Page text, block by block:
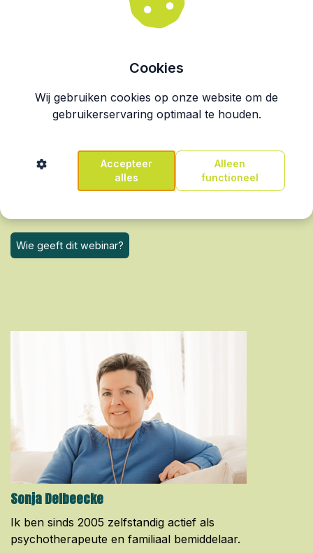
De regels en termijnen, en wanneer je een
De bewaartermijn van dertig tot vijftig jaar, en
vernietigen.
Wat als je met minderjarigen werkt?
inzagerecht van ouders.
Wie geeft dit webinar?
Sonja Delbeecke
Ik ben sinds 2005 zelfstandig actief als
psychotherapeute en familiaal bemiddelaar.
Cookies
Wij gebruiken cookies op onze website om de
gebruikerservaring optimaal te houden.
Alleen
functioneel
Accepteer
alles